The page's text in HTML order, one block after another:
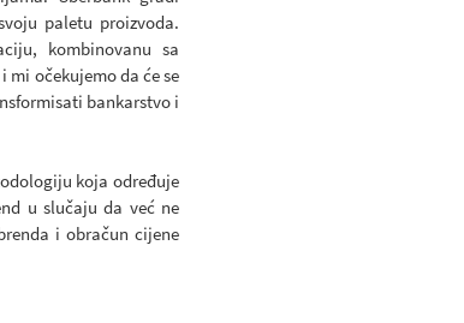
paletu proizvoda.
kombinovanu sa
očekujemo da će se
bankarstvo i
koja određuje
u slučaju da već ne
i obračun cijene